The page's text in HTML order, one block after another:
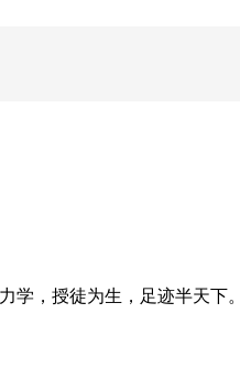
学，授徒为生，足迹半天下